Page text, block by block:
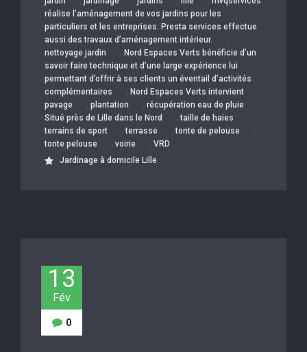
réalise l’aménagement de vos jardins pour les
particuliers et les entreprises. Presta services effectue
aussi des travaux d’aménagement intérieur.
,
nettoyage jardin , Nord Espaces Verts bénéficie d’un
savoir faire technique et d’une large expérience lui
permettant d’offrir à ses clients un éventail d’activités
complémentaires
, Nord Espaces Verts intervient ,
pavage , plantation , récupération eau de pluie ,
Situé près de Lille dans le Nord ,taille de haies ,
terrains de sport ,terrasse ,tonte de pelouse ,
tonte pelouse , voirie , VRD
Jardinage à domicile Lille
13
Fév
0